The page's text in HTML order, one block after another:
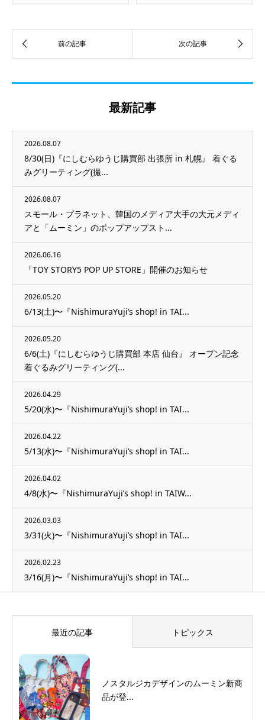
最新記事
2026.08.07
8/30(日)『にしむらゆうじ購買部 出張所 in 札幌』 着ぐる
みグリーティング(撮...
2026.08.07
スモール・プラネット、韓国のメディア大手の大元メディ
アと「ムーミン」のポップアップスト...
2026.06.16
「TOY STORY5 POP UP STORE」開催のお知らせ
2026.05.20
6/13(土)〜『NishimuraYuji’s shop! in TAI...
2026.05.20
6/6(土)『にしむらゆうじ購買部 本店 仙台』 オープン記念
着ぐるみグリーティング(...
2026.04.29
5/20(水)〜『NishimuraYuji’s shop! in TAI...
2026.04.22
5/13(水)〜『NishimuraYuji’s shop! in TAI...
2026.04.02
4/8(水)〜『NishimuraYuji’s shop! in TAIW...
2026.03.03
3/31(火)〜『NishimuraYuji’s shop! in TAI...
2026.02.23
3/16(月)〜『NishimuraYuji’s shop! in TAI...
最近の記事 トピックス
ノスタルジカデザインのムーミン新商
品が登...